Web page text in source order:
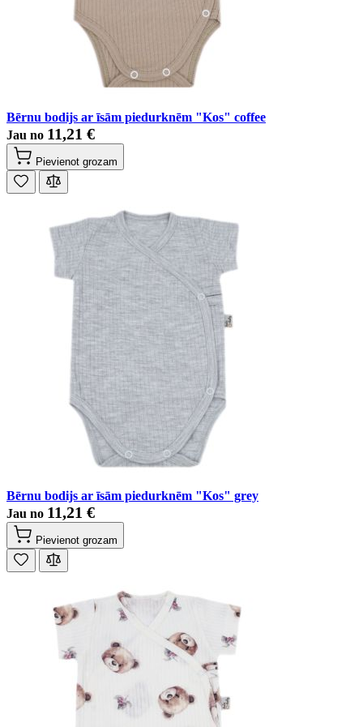
Bērnu bodijs ar īsām piedurknēm "Kos" coffee
Jau no 11,21 €
Pievienot grozam
Bērnu bodijs ar īsām piedurknēm "Kos" grey
Jau no 11,21 €
Pievienot grozam